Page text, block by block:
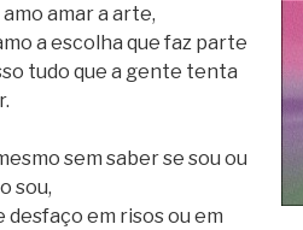
amo amar a arte,
a escolha que faz parte
tudo que a gente tenta
sem saber se sou ou
sou,
desfaço em risos ou em